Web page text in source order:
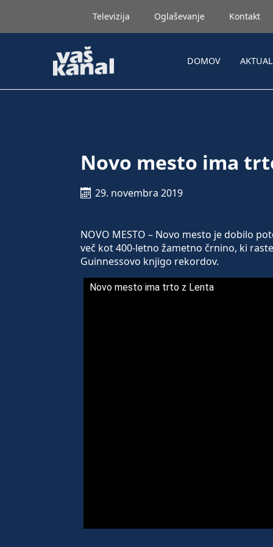
Televizija Oglaševanje Kontakt
DOMOV
Novo mesto ima
29. novembra 2019
NOVO MESTO – Novo mesto je dobilo
več kot 400-letno žametno črnino, ki
Guinnessovo knjigo rekordov.
Novo mesto ima trto z Lenta